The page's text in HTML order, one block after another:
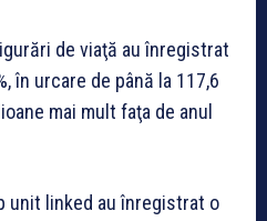
de viaţă au înregistrat
în urcare de până la 117,6
mai mult faţa de anul
unit linked au înregistrat o